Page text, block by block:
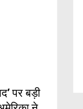
पर बड़ी